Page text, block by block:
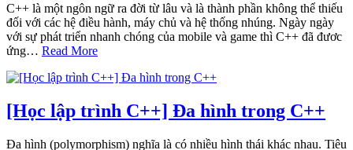
C++ là một ngôn ngữ ra đời từ lâu và là thành phần không thể thiếu
đối với các hệ điều hành, máy chủ và hệ thống nhúng. Ngày ngày
với sự phát triển nhanh chóng của mobile và game thì C++ đã đươc
ứng… Read More
[Học lập trình C++] Đa hình trong C++
Đa hình (polymorphism) nghĩa là có nhiều hình thái khác nhau. Tiêu